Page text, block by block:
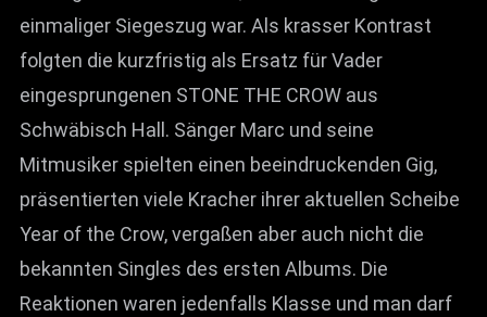
einmaliger Siegeszug war. Als krasser Kontrast
folgten die kurzfristig als Ersatz für Vader
eingesprungenen STONE THE CROW aus
Schwäbisch Hall. Sänger Marc und seine
Mitmusiker spielten einen beeindruckenden Gig,
präsentierten viele Kracher ihrer aktuellen Scheibe
Year of the Crow, vergaßen aber auch nicht die
bekannten Singles des ersten Albums. Die
Reaktionen waren jedenfalls Klasse und man darf